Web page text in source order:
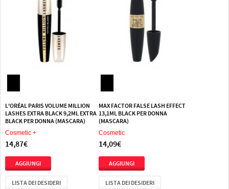
L'ORÉAL PARIS VOLUME MILLION
LASHES EXTRA BLACK 9,2ML EXTRA
BLACK PER DONNA (MASCARA)
Cosmetic +
14,87€
LISTA DEI DESIDERI
MAX FACTOR FALSE LASH EFFECT
13,1ML BLACK PER DONNA
(MASCARA)
Cosmetic
14,09€
LISTA DEI DESIDERI